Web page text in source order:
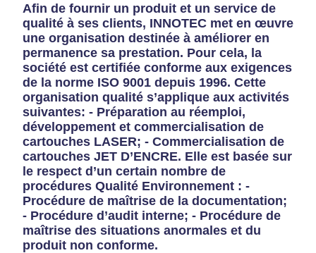
Afin de fournir un produit et un service de
qualité à ses clients, INNOTEC met en œuvre
une organisation destinée à améliorer en
permanence sa prestation. Pour cela, la
société est certifiée conforme aux exigences
de la norme ISO 9001 depuis 1996. Cette
organisation qualité s’applique aux activités
suivantes: - Préparation au réemploi,
développement et commercialisation de
cartouches LASER; - Commercialisation de
cartouches JET D’ENCRE. Elle est basée sur
le respect d’un certain nombre de
procédures Qualité Environnement : -
Procédure de maîtrise de la documentation;
- Procédure d’audit interne; - Procédure de
maîtrise des situations anormales et du
produit non conforme.